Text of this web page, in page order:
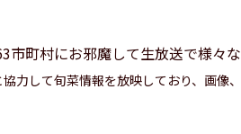
市町村にお邪魔して生放送で様々
力して旬菜情報を放映しており、画像